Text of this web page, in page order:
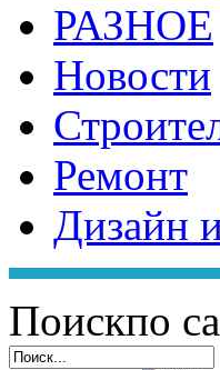
РАЗНОЕ
Новости
Ремонт
Дизайн
Поискпо